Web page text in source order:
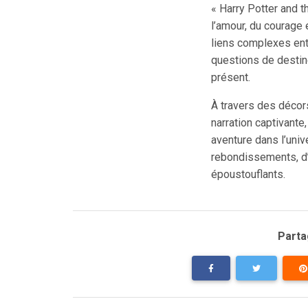
« Harry Potter and
l’amour, du
liens complexes
questions de
présent.
À travers des
narration
aventure dans
rebondissements,
époustouflants.